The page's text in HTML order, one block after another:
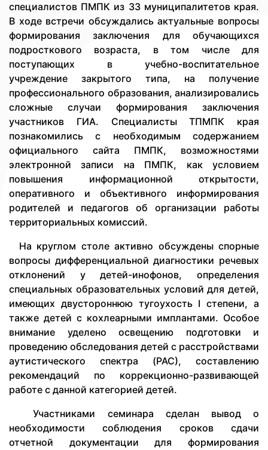
специалистов ПМПК из 33 муниципалитетов края.
В ходе встречи обсуждались актуальные вопросы
формирования заключения для обучающихся
подросткового возраста, в том числе для
поступающих в учебно-воспитательное
учреждение закрытого типа, на получение
профессионального образования, анализировались
сложные случаи формирования заключения
участников ГИА. Специалисты ТПМПК края
познакомились с необходимым содержанием
официального сайта ПМПК, возможностями
электронной записи на ПМПК, как условием
повышения информационной открытости,
оперативного и объективного информирования
родителей и педагогов об организации работы
территориальных комиссий.
На круглом столе активно обсуждены спорные
вопросы дифференциальной диагностики речевых
отклонений у детей-инофонов, определения
специальных образовательных условий для детей,
имеющих двустороннюю тугоухость I степени, а
также детей с кохлеарными имплантами. Особое
внимание уделено освещению подготовки и
проведению обследования детей с расстройствами
аутистического спектра (РАС), составлению
рекомендаций по коррекционно-развивающей
работе с данной категорией детей.
Участниками семинара сделан вывод о
необходимости соблюдения сроков сдачи
отчетной документации для формирования